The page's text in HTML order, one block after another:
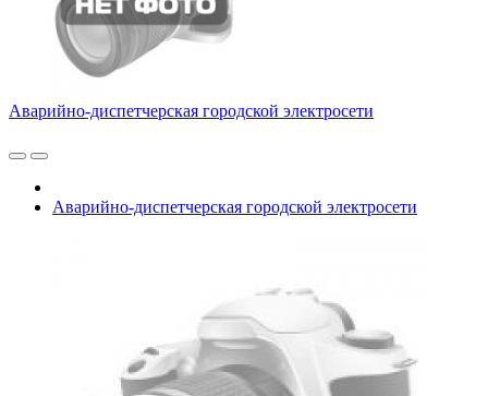
Аварийно-диспетчерская городской электросети
Аварийно-диспетчерская городской электросети